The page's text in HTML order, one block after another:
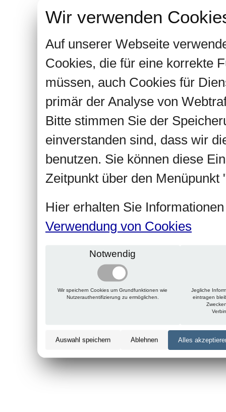
Wir verwenden
Auf unserer Webseite
Cookies, die für eine korrekte
müssen, auch Cookies für
primär der Analyse von
Bitte stimmen Sie der
einverstanden sind, dass wir
benutzen. Sie können diese
Zeitpunkt über den Menüpunkt
Hier erhalten Sie
Verwendung von Cookies
Notwendig
Wir speichern Cookies um Grundfunktionen wie
Nutzerauthentifizierung zu ermöglichen.
Jegliche
eintragen
Auswahl speichern Ablehnen Alles